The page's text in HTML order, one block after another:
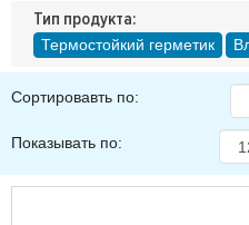
Тип продукта:
Термостойкий герметик
Сортировавть по:
Показывать по: